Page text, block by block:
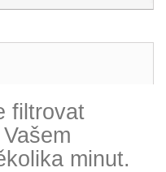
filtrovat
minut.